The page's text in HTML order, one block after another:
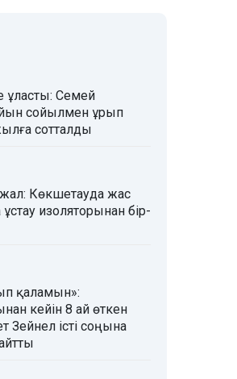
ұласты: Семей
сойылмен ұрып
сотталды
Көкшетауда жас
изоляторынан бір-
қаламын»:
кейін 8 ай өткен
Зейнел істі соңына